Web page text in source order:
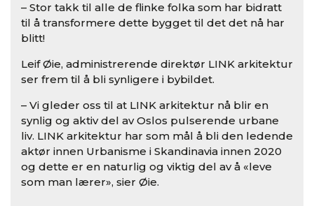
– Stor takk til alle de flinke folka som har bidratt
til å transformere dette bygget til det det nå har
blitt!
Leif Øie, administrerende direktør LINK arkitektur
ser frem til å bli synligere i bybildet.
– Vi gleder oss til at LINK arkitektur nå blir en
synlig og aktiv del av Oslos pulserende urbane
liv. LINK arkitektur har som mål å bli den ledende
aktør innen Urbanisme i Skandinavia innen 2020
og dette er en naturlig og viktig del av å «leve
som man lærer», sier Øie.